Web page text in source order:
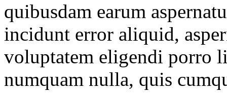
quibusdam earum
incidunt error aliquid,
voluptatem eligendi porro
numquam nulla, quis